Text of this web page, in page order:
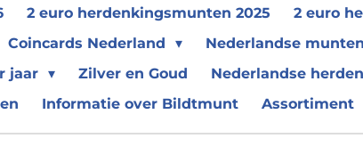
2 euro herdenkingsmunten 2025
2 euro
Coincards Nederland Nederlandse
jaar Zilver en Goud
Nederlandse
Informatie over Bildtmunt Assortiment